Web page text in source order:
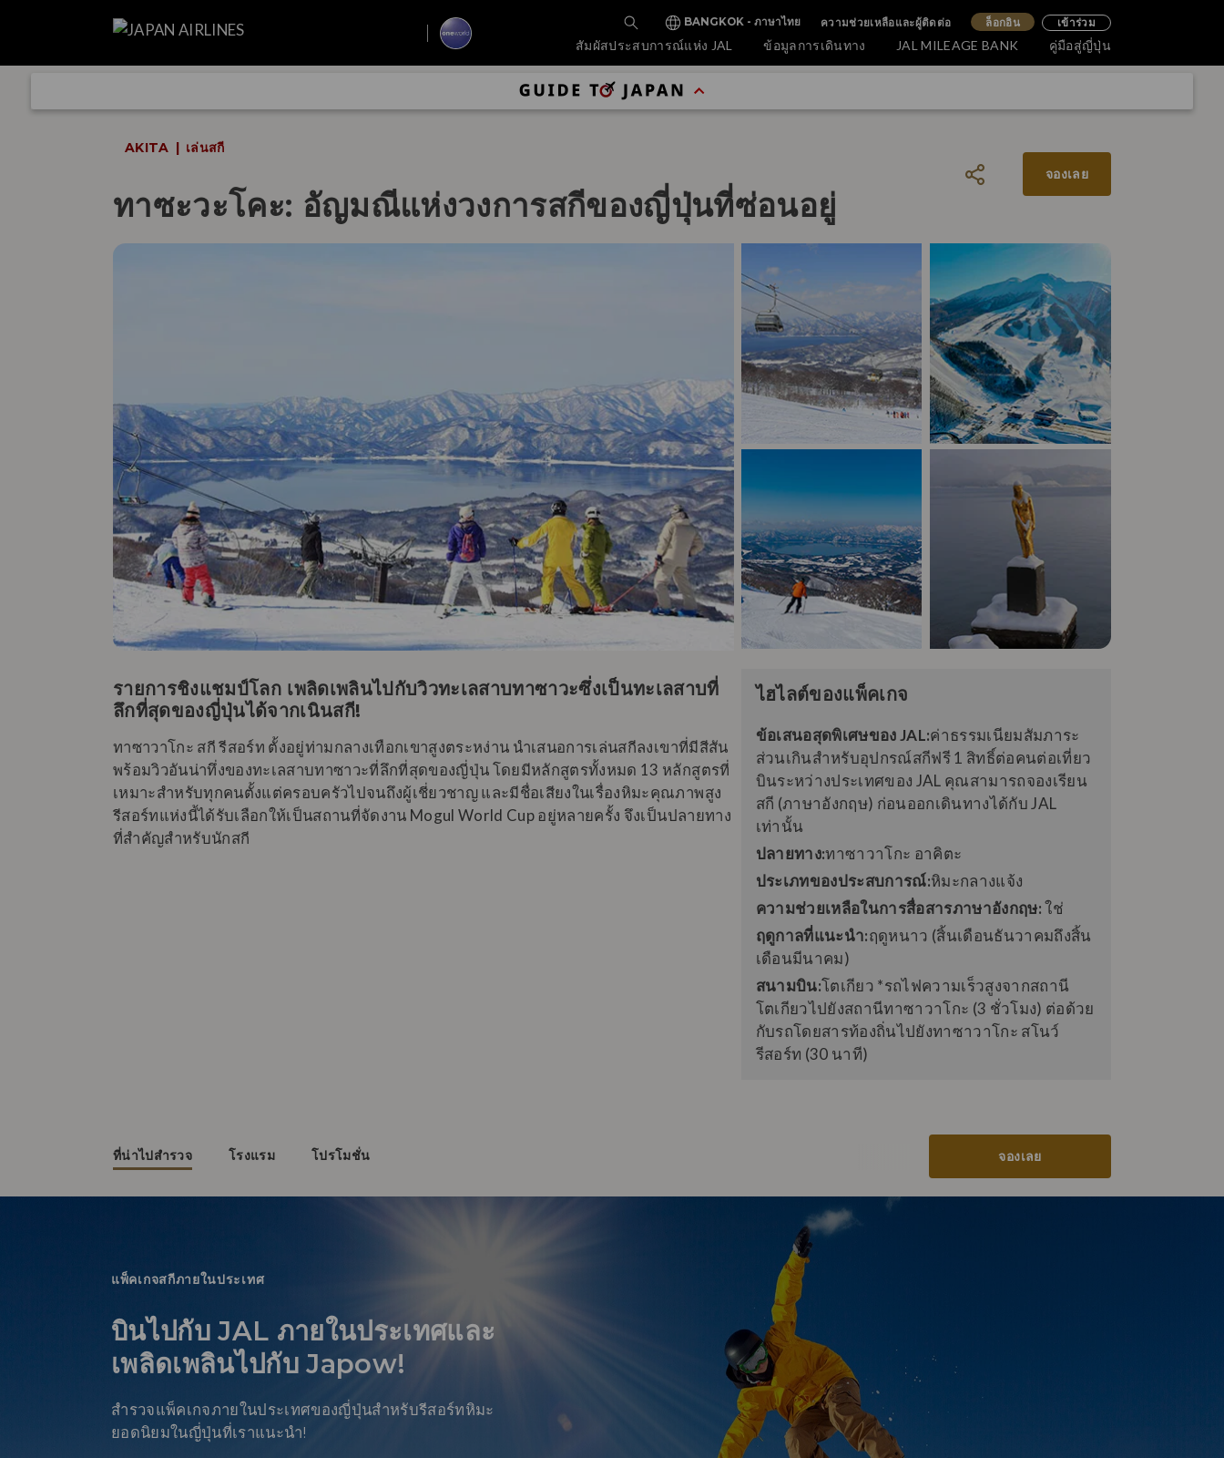
BANGKOK - ภาษาไทย ความช่วยเหลือและผู้ติดต่อ ล็อกอิน เข้าร่วม
สัมผัสประสบการณ์แห่ง JAL ข้อมูลการเดินทาง JAL MILEAGE BANK คู่มือสู่ญี่ปุ่น
AKITA เล่นสกี
ทาซะวะโคะ: อัญมณีแห่งวงการสกีของญี่ปุ่นที่ซ่อนอยู่
จองเลย
รายการชิงแชมป์โลก เพลิดเพลินไปกับวิวทะเลสาบทาซาวะซึ่งเป็นทะเลสาบที่
ลึกที่สุดของญี่ปุ่นได้จากเนินสกี!
ทาซาวาโกะ สกี รีสอร์ท ตั้งอยู่ท่ามกลางเทือกเขาสูงตระหง่าน นำเสนอการเล่นสกีลงเขาที่มีสีสัน
พร้อมวิวอันน่าทึ่งของทะเลสาบทาซาวะที่ลึกที่สุดของญี่ปุ่น โดยมีหลักสูตรทั้งหมด 13 หลักสูตรที่
เหมาะสําหรับทุกคนตั้งแต่ครอบครัวไปจนถึงผู้เชี่ยวชาญ และมีชื่อเสียงในเรื่องหิมะคุณภาพสูง
รีสอร์ทแห่งนี้ได้รับเลือกให้เป็นสถานที่จัดงาน Mogul World Cup อยู่หลายครั้ง จึงเป็นปลายทาง
ที่สำคัญสําหรับนักสกี
ไฮไลต์ของแพ็คเกจ
ข้อเสนอสุดพิเศษของ JAL:ค่าธรรมเนียมสัมภาระ
ส่วนเกินสำหรับอุปกรณ์สกีฟรี 1 สิทธิ์ต่อคนต่อเที่ยว
บินระหว่างประเทศของ JAL คุณสามารถจองเรียน
สกี (ภาษาอังกฤษ) ก่อนออกเดินทางได้กับ JAL
เท่านั้น
ปลายทาง:ทาซาวาโกะ อาคิตะ
ประเภทของประสบการณ์:หิมะกลางแจ้ง
ความช่วยเหลือในการสื่อสารภาษาอังกฤษ:ใช่
ฤดูกาลที่แนะนํา:ฤดูหนาว (สิ้นเดือนธันวาคมถึงสิ้น
เดือนมีนาคม)
สนามบิน:โตเกียว *รถไฟความเร็วสูงจากสถานี
โตเกียวไปยังสถานีทาซาวาโกะ (3 ชั่วโมง) ต่อด้วย
กับรถโดยสารท้องถิ่นไปยังทาซาวาโกะ สโนว์
รีสอร์ท (30 นาที)
ที่น่าไปสำรวจ โรงแรม โปรโมชั่น จองเลย
แพ็คเกจสกีภายในประเทศ
บินไปกับ JAL ภายในประเทศและ
เพลิดเพลินไปกับ Japow!
สํารวจแพ็คเกจภายในประเทศของญี่ปุ่นสําหรับรีสอร์ทหิมะ
ยอดนิยมในญี่ปุ่นที่เราแนะนํา!